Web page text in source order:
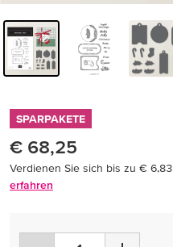
SPARPAKETE
€ 68,25
Verdienen Sie sich bis zu €
erfahren